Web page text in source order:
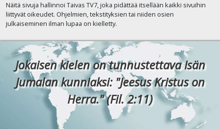
Näitä sivuja hallinnoi Taivas TV7, joka pidättää itsellään kaikki sivuihin
liittyvät oikeudet. Ohjelmien, tekstityksien tai niiden osien
julkaiseminen ilman lupaa on kielletty.
Jokaisen kielen on tunnustettava Isän
Jumalan kunniaksi: "Jeesus Kristus on
Herra." (Fil. 2:11)